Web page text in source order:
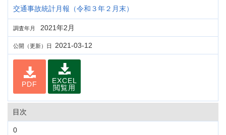
交通事故統計月報（令和３年２月末）
調査年月 2021年2月
公開（更新）日 2021-03-12
PDF
EXCEL
閲覧用
目次
0